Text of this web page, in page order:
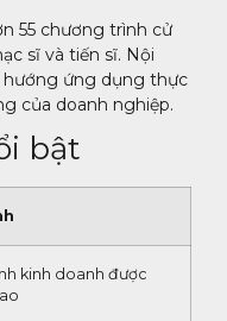
55 chương trình cử
sĩ và tiến sĩ. Nội
ứng dụng thực
của doanh nghiệp.
bật
kinh doanh được